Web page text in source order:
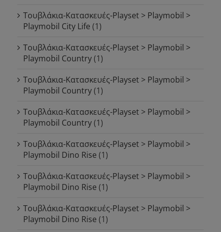
Τουβλάκια-Κατασκευές-Playset > Playmobil >
Playmobil City Life (1)
Τουβλάκια-Κατασκευές-Playset > Playmobil >
Playmobil Country(1)
Τουβλάκια-Κατασκευές-Playset > Playmobil >
Playmobil Country(1)
Τουβλάκια-Κατασκευές-Playset > Playmobil >
Playmobil Country(1)
Τουβλάκια-Κατασκευές-Playset > Playmobil >
Playmobil Dino Rise (1)
Τουβλάκια-Κατασκευές-Playset > Playmobil >
Playmobil Dino Rise (1)
Τουβλάκια-Κατασκευές-Playset > Playmobil >
Playmobil Dino Rise (1)